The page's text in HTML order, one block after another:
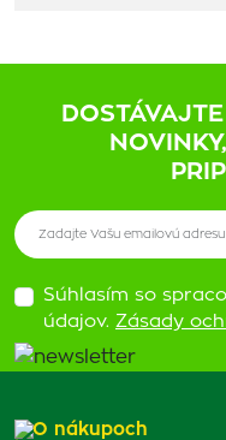
Súhlasím so
údajov. Zásady
O nákupoch